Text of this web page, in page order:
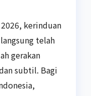
kerinduan
telah
gerakan
subtil. Bagi